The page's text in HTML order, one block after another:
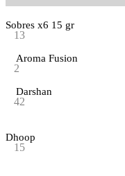
Sobres x6 15 gr
13
Aroma Fusion
2
Darshan
42
Dhoop
15